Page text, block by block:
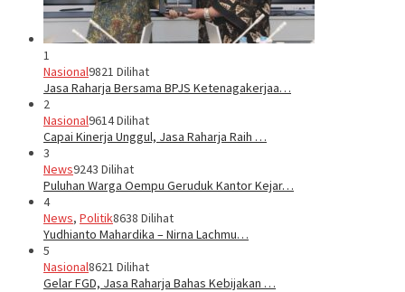
1
Nasional9821 Dilihat
Jasa Raharja Bersama BPJS Ketenagakerjaa…
2
Nasional9614 Dilihat
Capai Kinerja Unggul, Jasa Raharja Raih …
3
News9243 Dilihat
Puluhan Warga Oempu Geruduk Kantor Kejar…
4
News, Politik8638 Dilihat
Yudhianto Mahardika – Nirna Lachmu…
5
Nasional8621 Dilihat
Gelar FGD, Jasa Raharja Bahas Kebijakan …